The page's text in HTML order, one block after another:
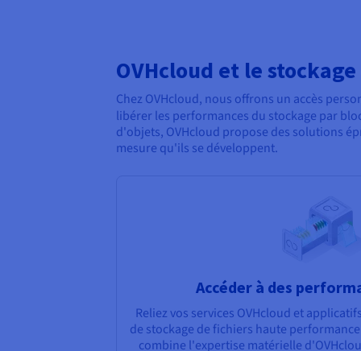
OVHcloud et le
Chez OVHcloud, nous offrons un accès
libérer les performances du stockage par
d'objets, OVHcloud propose des solutions
mesure qu'ils se développent.
Accéder à des
Reliez vos services OVHcloud et
de stockage de fichiers haute
combine l'expertise matérielle